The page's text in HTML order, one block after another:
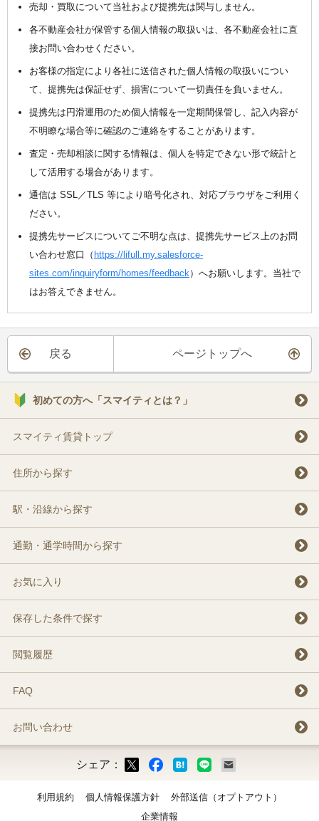
売却・買取について当社および提携先は関与しません。
各不動産会社が保管する個人情報の取扱いは、各不動産会社に直
接お問い合わせください。
お客様の指定により各社に送信された個人情報の取扱いについ
て、提携先は保証せず、損害について一切責任を負いません。
提携先は円滑運用のため個人情報を一定期間保管し、記入内容が
不明瞭な場合等に確認のご連絡をすることがあります。
査定・売却相談に関する情報は、個人を特定できない形で統計と
して活用する場合があります。
通信は SSL／TLS 等により暗号化され、対応ブラウザをご利用く
ださい。
提携先サービスについてご不明な点は、提携先サービス上のお問
い合わせ窓口（ https://lifull.my.salesforce-
sites.com/inquiryform/homes/feedback ）へお願いします。当社で
はお答えできません。
戻る ページトップへ
初めての方へ「スマイティとは？」
スマイティ賃貸トップ
住所から探す
駅・沿線から探す
通勤・通学時間から探す
お気に入り
保存した条件で探す
閲覧履歴
FAQ
お問い合わせ
シェア：
利用規約 個人情報保護方針
外部送信（オプトアウト）
企業情報